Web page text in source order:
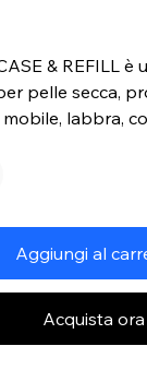
& REFILL è
pelle secca,
labbra,
dai radicali
Perfetta
restituisce
Aggiungi al
Acquista ora